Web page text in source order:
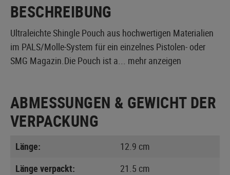
BESCHREIBUNG
Ultraleichte Shingle Pouch aus hochwertigen Materialien
im PALS/Molle-System für ein einzelnes Pistolen- oder
SMG Magazin.Die Pouch ist a... mehr anzeigen
ABMESSUNGEN & GEWICHT DER
VERPACKUNG
Länge:
12.9 cm
Länge verpackt:
21.5 cm